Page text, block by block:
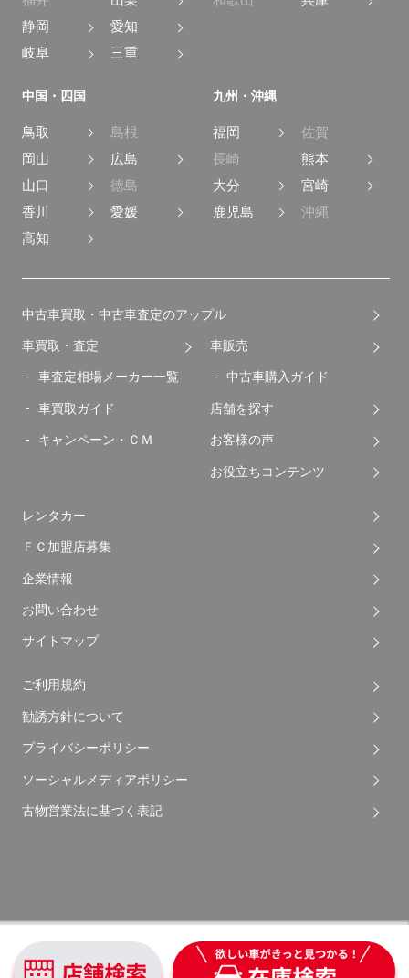
静岡
愛知
岐阜
三重
中国・四国
鳥取
島根
岡山
広島
山口
徳島
香川
愛媛
高知
九州・沖縄
福岡
佐賀
長崎
熊本
大分
宮崎
鹿児島
沖縄
中古車買取・中古車査定のアップル
車買取・査定
車査定相場メーカー一覧
車買取ガイド
キャンペーン・ＣＭ
車販売
中古車購入ガイド
店舗を探す
お客様の声
お役立ちコンテンツ
レンタカー
ＦＣ加盟店募集
企業情報
お問い合わせ
サイトマップ
ご利用規約
勧誘方針について
プライバシーポリシー
ソーシャルメディアポリシー
古物営業法に基づく表記